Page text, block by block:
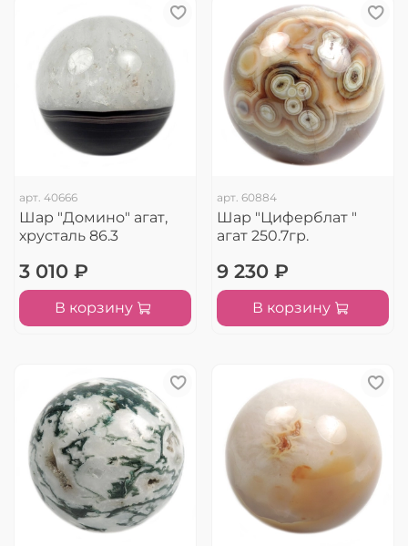
арт. 40666
Шар "Домино" агат,
хрусталь 86.3
3 010 ₽
В корзину
арт. 60884
Шар "Циферблат "
агат 250.7гр.
9 230 ₽
В корзину